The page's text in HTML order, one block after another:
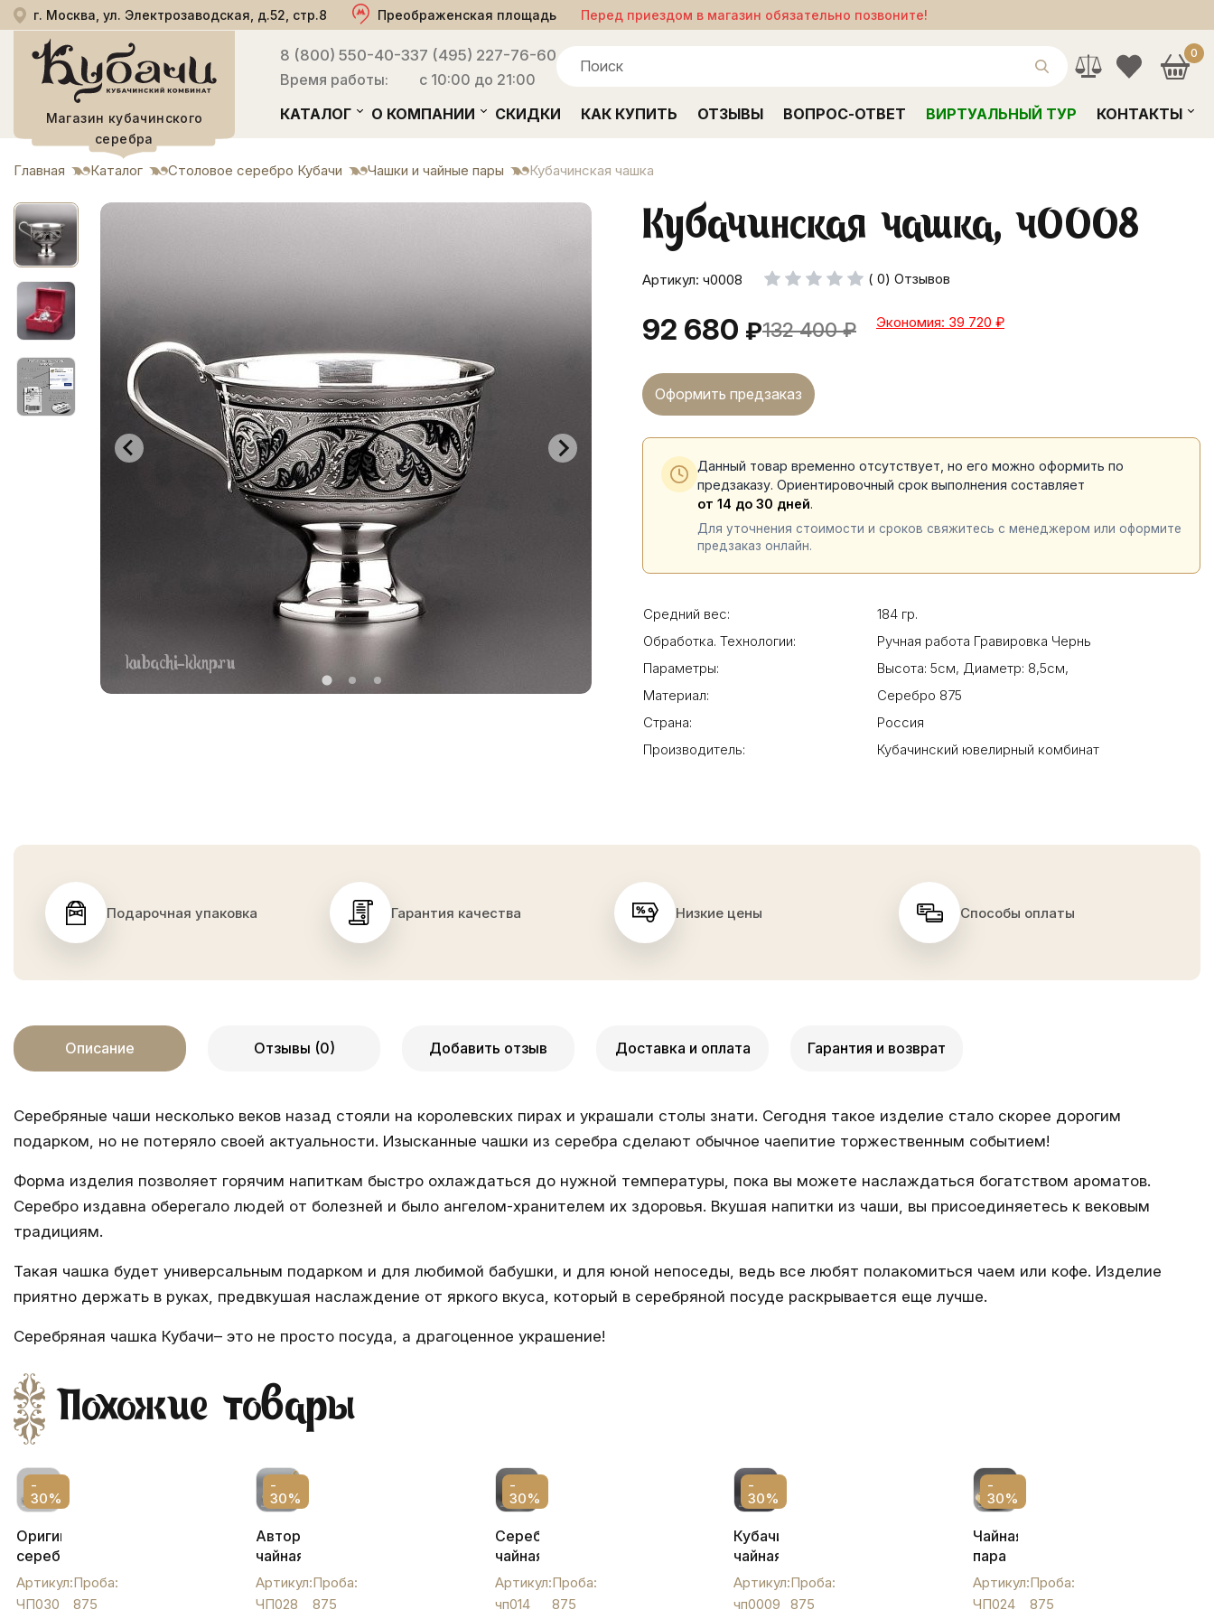
г. Москва, ул. Электрозаводская, д.52, стр.8 Преображенская площадь Перед приездом в магазин обязательно позвоните!
Магазин кубачинского
серебра
8 (800) 550-40-33
Время работы:
7 (495) 227-76-60
с 10:00 до 21:00
0
КАТАЛОГ О КОМПАНИИ СКИДКИ КАК КУПИТЬ ОТЗЫВЫ ВОПРОС-ОТВЕТ ВИРТУАЛЬНЫЙ ТУР КОНТАКТЫ
Главная Каталог Столовое серебро Кубачи Чашки и чайные пары Кубачинская чашка
Кубачинская чашка, ч0008
Артикул: ч0008 ( 0) Отзывов
92 680 ₽132 400 ₽ Экономия: 39 720 ₽
Оформить предзаказ
Данный товар временно отсутствует, но его можно оформить по
предзаказу. Ориентировочный срок выполнения составляет
от 14 до 30 дней.
Для уточнения стоимости и сроков свяжитесь с менеджером или оформите
предзаказ онлайн.
Средний вес:
184 гр.
Обработка. Технологии:
Ручная работа Гравировка Чернь
Параметры:
Высота: 5см, Диаметр: 8,5см,
Материал:
Серебро 875
Страна:
Россия
Производитель:
Кубачинский ювелирный комбинат
Подарочная упаковка Гарантия качества Низкие цены Способы оплаты
Описание Отзывы (0) Добавить отзыв Доставка и оплата Гарантия и возврат
Серебряные чаши несколько веков назад стояли на королевских пирах и украшали столы знати. Сегодня такое изделие стало скорее дорогим
подарком, но не потеряло своей актуальности. Изысканные чашки из серебра сделают обычное чаепитие торжественным событием!
Форма изделия позволяет горячим напиткам быстро охлаждаться до нужной температуры, пока вы можете наслаждаться богатством ароматов.
Серебро издавна оберегало людей от болезней и было ангелом-хранителем их здоровья. Вкушая напитки из чаши, вы присоединяетесь к вековым
традициям.
Такая чашка будет универсальным подарком и для любимой бабушки, и для юной непоседы, ведь все любят полакомиться чаем или кофе. Изделие
приятно держать в руках, предвкушая наслаждение от яркого вкуса, который в серебряной посуде раскрывается еще лучше.
Серебряная чашка Кубачи– это не просто посуда, а драгоценное украшение!
Похожие товары
-
30%
Оригинальная
серебряная
чашка
с
блюдцем
Артикул:
ЧП030
Проба:
875
-
30%
Авторская
чайная
пара
из
серебра
Артикул:
ЧП028
Проба:
875
-
30%
Серебряный
чайная
пара
для
чая
Артикул:
чп014
Проба:
875
-
30%
Кубачинская
чайная
пара,
чп0009
Артикул:
чп0009
Проба:
875
-
30%
Чайная
пара
из
серебра
с
Артикул:
ЧП024
Проба:
875